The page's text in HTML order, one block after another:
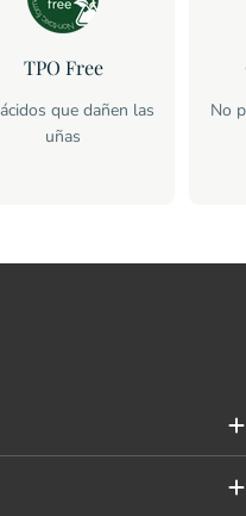
TPO Free
que dañen las
uñas
No